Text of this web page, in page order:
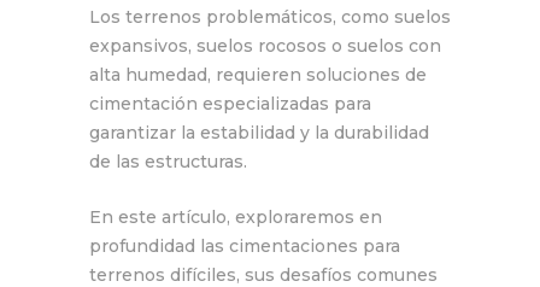
Los terrenos problemáticos, como suelos
expansivos, suelos rocosos o suelos con
alta humedad, requieren soluciones de
cimentación especializadas para
garantizar la estabilidad y la durabilidad
de las estructuras.
En este artículo, exploraremos en
profundidad las cimentaciones para
terrenos difíciles, sus desafíos comunes